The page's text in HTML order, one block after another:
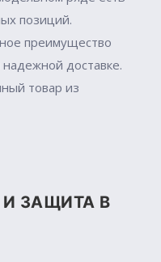
позиций.
преимущество
доставке.
товар из
ЗАЩИТА В